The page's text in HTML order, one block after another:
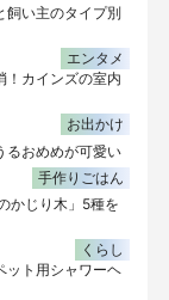
飼い主のタイプ別
エンタメ
！カインズの室内
お出かけ
るおめめが可愛い
手作りごはん
かじり木」5種を
くらし
ット用シャワーヘ